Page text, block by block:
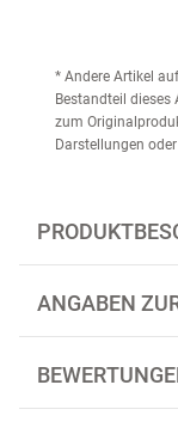
* Andere Artikel
Bestandteil
zum
Darstellungen
ANGABEN